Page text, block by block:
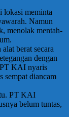
lokasi meminta
Namun
menolak mentah-
berat secara
dengan
PT KAI nyaris
sempat diancam
PT KAI
belum tuntas,